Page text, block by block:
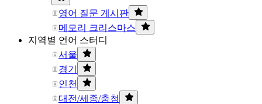
영어 질문 게시판
메모리 크리스마스
지역별 언어 스터디
서울
경기
인천
대전/세종/충청